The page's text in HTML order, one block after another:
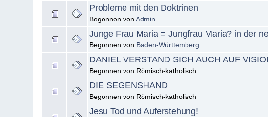
Probleme mit den Doktrinen
Begonnen vonAdmin
Junge Frau Maria = Jungfrau Maria? in der
Begonnen von Baden-Württemberg
DANIEL VERSTAND SICH AUCH AUF
Begonnen von Römisch-katholisch
DIE SEGENSHAND
Begonnen von Römisch-katholisch
Jesu Tod und Auferstehung!